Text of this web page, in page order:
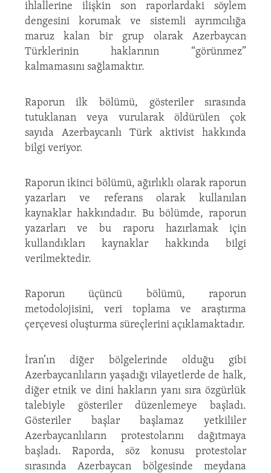
ihlallerine ilişkin son raporlardaki söylem
dengesini korumak ve sistemli ayrımcılığa
maruz kalan bir grup olarak Azerbaycan
Türklerinin haklarının “görünmez”
kalmamasını sağlamaktır.
Raporun ilk bölümü, gösteriler sırasında
tutuklanan veya vurularak öldürülen çok
sayıda Azerbaycanlı Türk aktivist hakkında
bilgi veriyor.
Raporun ikinci bölümü, ağırlıklı olarak raporun
yazarları ve referans olarak kullanılan
kaynaklar hakkındadır. Bu bölümde, raporun
yazarları ve bu raporu hazırlamak için
kullandıkları kaynaklar hakkında bilgi
verilmektedir.
Raporun üçüncü bölümü, raporun
metodolojisini, veri toplama ve araştırma
çerçevesi oluşturma süreçlerini açıklamaktadır.
İran’ın diğer bölgelerinde olduğu gibi
Azerbaycanlıların yaşadığı vilayetlerde de halk,
diğer etnik ve dini hakların yanı sıra özgürlük
talebiyle gösteriler düzenlemeye başladı.
Gösteriler başlar başlamaz yetkililer
Azerbaycanlıların protestolarını dağıtmaya
başladı. Raporda, söz konusu protestolar
sırasında Azerbaycan bölgesinde meydana